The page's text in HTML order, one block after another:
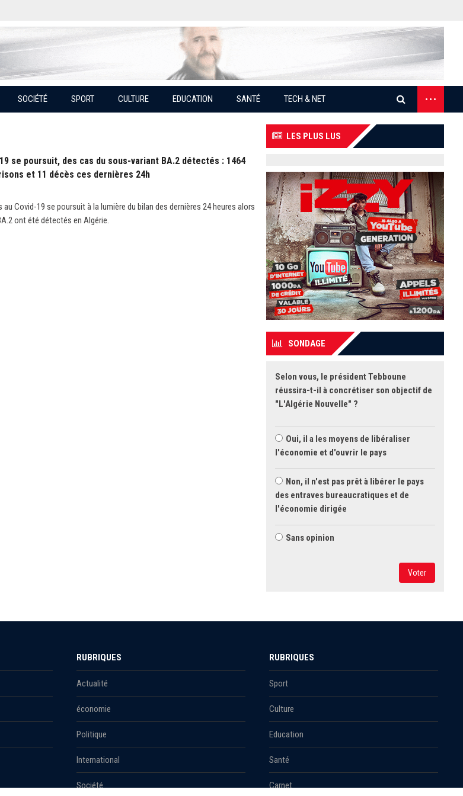
SOCIÉTÉ SPORT CULTURE EDUCATION SANTÉ TECH & NET ...
se poursuit, des cas du sous-variant BA.2 détectés : 1464
et 11 décès ces dernières 24h
Covid-19 se poursuit à la lumière du bilan des dernières 24 heures alors
ont été détectés en Algérie.
LES PLUS LUS
SONDAGE
Selon vous, le président Tebboune
réussira-t-il à concrétiser son objectif de
"L'Algérie Nouvelle" ?
Oui, il a les moyens de libéraliser
l'économie et d'ouvrir le pays
Non, il n'est pas prêt à libérer le pays
des entraves bureaucratiques et de
l'économie dirigée
Sans opinion
Voter
RUBRIQUES
Actualité
économie
Politique
International
Société
RUBRIQUES
Sport
Culture
Education
Santé
Carnet